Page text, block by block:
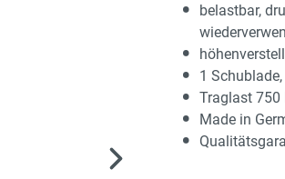
belastbar,
1
Traglast 750
Made in